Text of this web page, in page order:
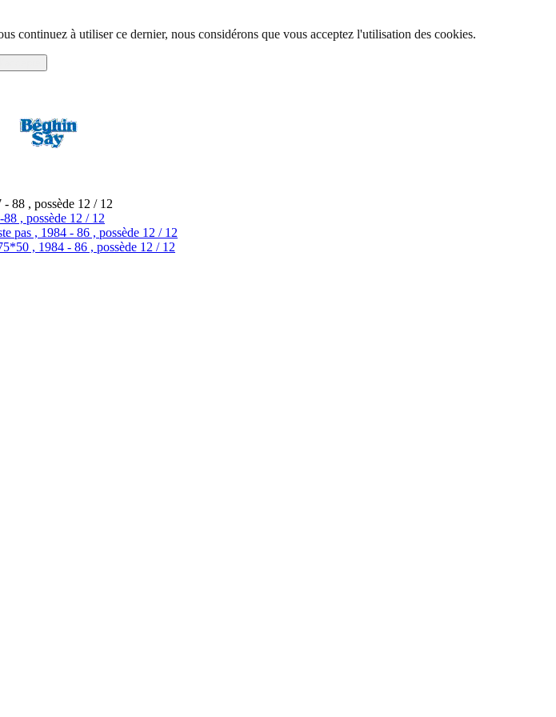
continuez à utiliser ce dernier, nous considérons que vous acceptez l'utilisation des cookies.
88 , possède 12 / 12
, possède 12 / 12
pas , 1984 - 86 , possède 12 / 12
, 1984 - 86 , possède 12 / 12